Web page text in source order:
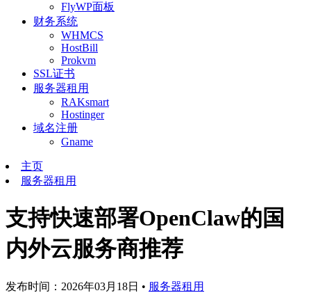
FlyWP面板
财务系统
WHMCS
HostBill
Prokvm
SSL证书
服务器租用
RAKsmart
Hostinger
域名注册
Gname
主页
服务器租用
支持快速部署OpenClaw的国
内外云服务商推荐
发布时间：2026年03月18日 • 服务器租用